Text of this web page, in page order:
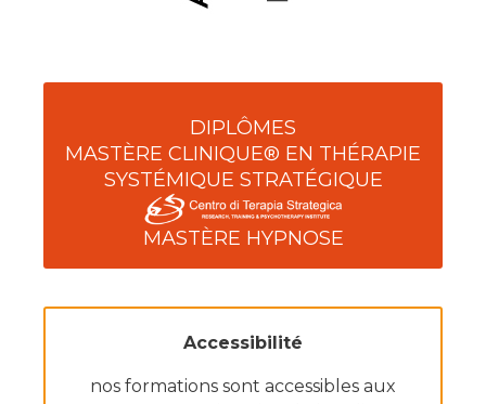
DIPLÔMES
MASTÈRE CLINIQUE® EN THÉRAPIE
SYSTÉMIQUE STRATÉGIQUE
MASTÈRE HYPNOSE
Accessibilité
nos formations sont accessibles aux